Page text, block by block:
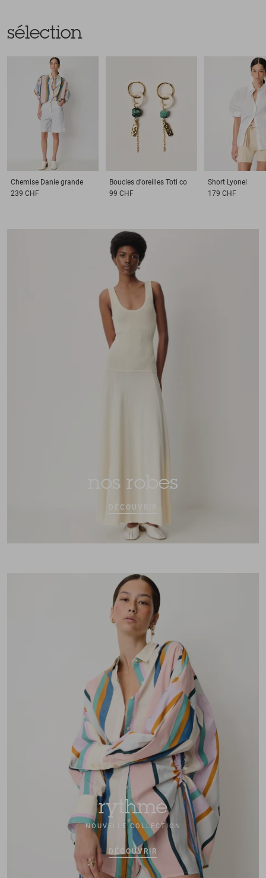
sélection
Chemise Danie grande
239 CHF
Boucles d'oreilles Toti co
99 CHF
Short Lyonel
179 CHF
nos robes
DÉCOUVRIR
rythme
NOUVELLE COLLECTION
DÉCOUVRIR